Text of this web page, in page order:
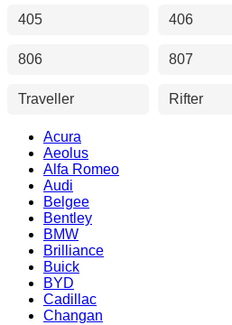
405 406
806 807
Traveller Rifter
Acura
Aeolus
Alfa Romeo
Audi
Belgee
Bentley
BMW
Brilliance
Buick
BYD
Cadillac
Changan